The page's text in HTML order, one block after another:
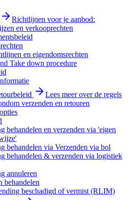
Richtlijnen voor je aanbod:
en verkooprechten
en eigendomsrechten
Take down procedure
Lees meer over de regels
verzenden en retouren
behandelen en verzenden via 'eigen
behandelen via Verzenden via bol
behandelen & verzenden via logistiek
annuleren
behandelen
beschadigd of vermist (RLIM)